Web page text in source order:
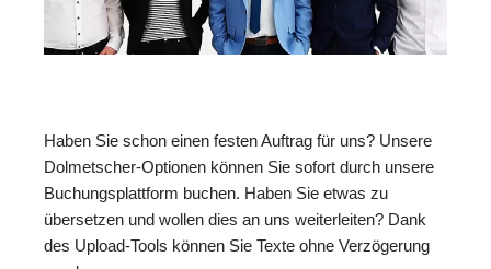
Haben Sie schon einen festen Auftrag für uns? Unsere
Dolmetscher-Optionen können Sie sofort durch unsere
Buchungsplattform buchen. Haben Sie etwas zu
übersetzen und wollen dies an uns weiterleiten? Dank
des Upload-Tools können Sie Texte ohne Verzögerung